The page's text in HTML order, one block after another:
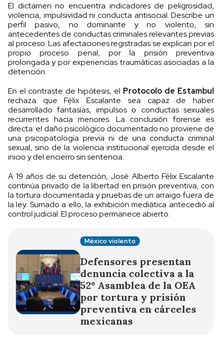
El dictamen no encuentra indicadores de peligrosidad,
violencia, impulsividad ni conducta antisocial. Describe un
perfil pasivo, no dominante y no violento, sin
antecedentes de conductas criminales relevantes previas
al proceso. Las afectaciones registradas se explican por el
propio proceso penal, por la prisión preventiva
prolongada y por experiencias traumáticas asociadas a la
detención.
En el contraste de hipótesis, el Protocolo de Estambul
rechaza que Félix Escalante sea capaz de haber
desarrollado fantasías, impulsos o conductas sexuales
recurrentes hacia menores. La conclusión forense es
directa: el daño psicológico documentado no proviene de
una psicopatología previa ni de una conducta criminal
sexual, sino de la violencia institucional ejercida desde el
inicio y del encierro sin sentencia.
A 19 años de su detención, José Alberto Félix Escalante
continúa privado de la libertad en prisión preventiva, con
la tortura documentada y pruebas de un arraigo fuera de
la ley. Sumado a ello, la exhibición mediática antecedió al
control judicial. El proceso permanece abierto.
México violento
Defensores presentan
denuncia colectiva a la
52º Asamblea de la OEA
por tortura y prisión
preventiva en cárceles
mexicanas